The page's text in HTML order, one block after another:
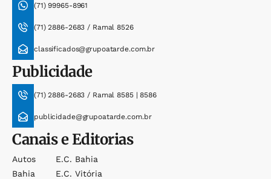
(71) 99965-8961
(71) 2886-2683 / Ramal 8526
classificados@grupoatarde.com.br
Publicidade
(71) 2886-2683 / Ramal 8585 | 8586
publicidade@grupoatarde.com.br
Canais e Editorias
Autos
Bahia
E.c. Bahia
E.c. Vitória